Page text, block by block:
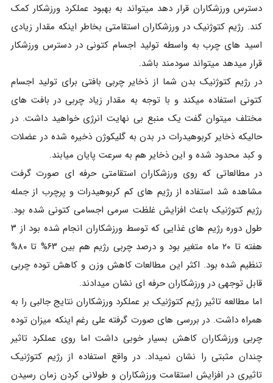
دسترس ورزشکاران قرار دهد میتواند به بهبود عملکرد ورزشکار کمک
کند. رژیم کتوژنیک در ورزشکاران استقامتی بخاطر اینکه مقدار زیادی
اسید های چرب به واسطه تولید اجسام کتونی در دسترس ورزشکار
قرار میدهد میتواند سودمند باشد.
در رژیم کتوژنیک بدن شما از ذخایر چربی بافتی برای تولید اجسام
کتونی استفاده میکند و با توجه به مقدار زیاد چربی در بافت های
مختلف میتوان گفت یک منبع بی نهایت انرژی خواهید داشت. در
حالیکه ذخایر کربوهیدرات در بدن به گلیکوژن ذخیره شده در عضلات
و کبد محدود شده و این ذخایر هم به سرعت پایان میابند.
در مطالعاتی که روی ورزشکاران استقامتی حرفه ای صورت گرفت
مشاهده شد استفاده از رژیم های کم کربوهیدرات و پرچرب از جمله
رژیم کتوژنیک باعث افزایش غلظت سرمی اجسامی کتونی شده بود.
طول دوره رژیم های غذایی که توسط ورزشکاران انجام شده بود از ۳
هفته تا ۲۰ ماه متغیر بود و درصد چربی رژیم هم بین ۶۳% تا ۸۰%
تنظیم شده بود. اکثر این مطالعات کاهش وزن و کاهش توده چربی
قابل توجهی در ورزشکاران حرفه ای نشان میدادند.
اما مطالعه تاثیر رژیم کتوژنیک بر عملکرد ورزشکاران نتایج جالبی را به
همراه داشت. در بررسی های صورت گرفته علی رغم اینکه میزان توده
چربی ورزشکاران کاهش بسیار خوبی داشت اما روی عملکرد تاثیر
چندان مثبتی را نشان نمیداد. در واقع استفاده از رژیم کتوژنیک
تاثیری در افزایش استقامت ورزشکاران و طولانی کردن زمان رسیدن